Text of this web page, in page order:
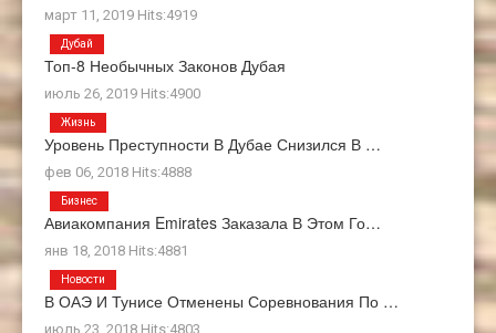
март 11, 2019 Hits:4919
Топ-8 Необычных Законов Дубая
июль 26, 2019 Hits:4900
Дубай
Уровень Преступности В Дубае Снизился В …
фев 06, 2018 Hits:4888
Жизнь
Авиакомпания Emirates Заказала В Этом Го…
янв 18, 2018 Hits:4881
Бизнес
В ОАЭ И Тунисе Отменены Соревнования По …
июль 23, 2018 Hits:4803
Новости